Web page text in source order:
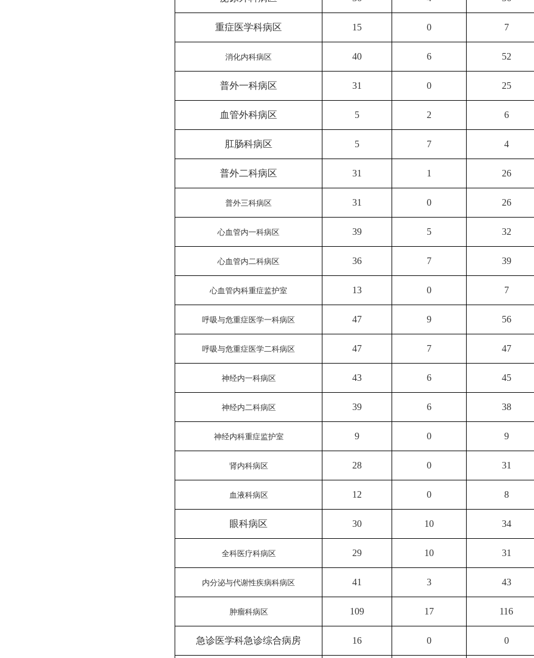
重症医学科病区 15 0 7
消化内科病区 40 6 52
普外一科病区 31 0 25
血管外科病区 5 2 6
肛肠科病区 5 7 4
普外二科病区 31 1 26
普外三科病区 31 0 26
心血管内一科病区 39 5 32
心血管内二科病区 36 7 39
心血管内科重症监护室 13 0 7
呼吸与危重症医学一科病区 47 9 56
呼吸与危重症医学二科病区 47 7 47
神经内一科病区 43 6 45
神经内二科病区 39 6 38
神经内科重症监护室 9 0 9
肾内科病区 28 0 31
血液科病区 12 0 8
眼科病区 30 10 34
全科医疗科病区 29 10 31
内分泌与代谢性疾病科病区 41 3 43
肿瘤科病区 109 17 116
急诊医学科急诊综合病房 16 0 0